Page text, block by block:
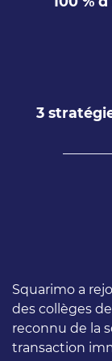
3
Squarimo a
des collèges
reconnu de la
transaction